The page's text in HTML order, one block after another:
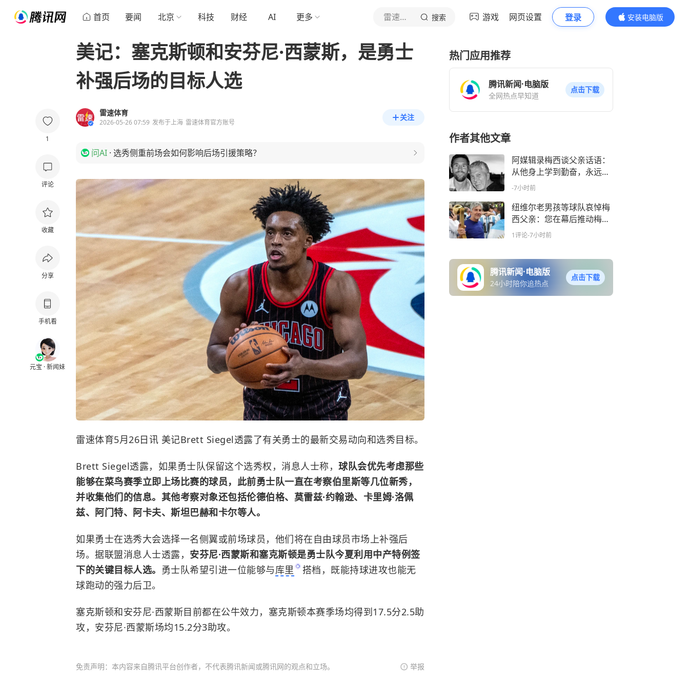
首页 要闻 北京 科技 财经 AI 更多 雷速体育 搜索 游戏 网页设置 登录
安装电脑版
内容更精彩
1
评论
收藏
分享
手机看
元宝 · 新闻妹
美记：塞克斯顿和安芬尼·西蒙斯，是勇士
补强后场的目标人选
雷速体育
2026-05-26 07:59 发布于上海 雷速体育官方账号
关注
问AI · 选秀侧重前场会如何影响后场引援策略？
雷速体育5月26日讯 美记Brett Siegel透露了有关勇士的最新交易动向和选秀目标。
Brett Siegel透露，如果勇士队保留这个选秀权，消息人士称， 球队会优先考虑那些
能够在菜鸟赛季立即上场比赛的球员，此前勇士队一直在考察伯里斯等几位新秀，
并收集他们的信息。其他考察对象还包括伦德伯格、莫雷兹·约翰逊、卡里姆·洛佩
兹、阿门特、阿卡夫、斯坦巴赫和卡尔等人。
如果勇士在选秀大会选择一名侧翼或前场球员，他们将在自由球员市场上补强后
场。据联盟消息人士透露， 安芬尼·西蒙斯和塞克斯顿是勇士队今夏利用中产特例签
下的关键目标人选。 勇士队希望引进一位能够与库里
搭档，既能持球进攻也能无
球跑动的强力后卫。
塞克斯顿和安芬尼·西蒙斯目前都在公牛效力，塞克斯顿本赛季场均得到17.5分2.5助
攻，安芬尼·西蒙斯场均15.2分3助攻。
免责声明：本内容来自腾讯平台创作者，不代表腾讯新闻或腾讯网的观点和立场。 举报
热门应用推荐
腾讯新闻·电脑版
全网热点早知道
点击下载
作者其他文章
阿媒辑录梅西谈父亲话语：
从他身上学到勤奋，永远需
要他肯定
-7小时前
纽维尔老男孩等球队哀悼梅
西父亲：您在幕后推动梅西
登顶巅峰
1评论-7小时前
腾讯新闻·电脑版
24小时陪你追热点
点击下载